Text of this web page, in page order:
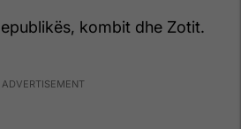
kombit dhe Zotit.